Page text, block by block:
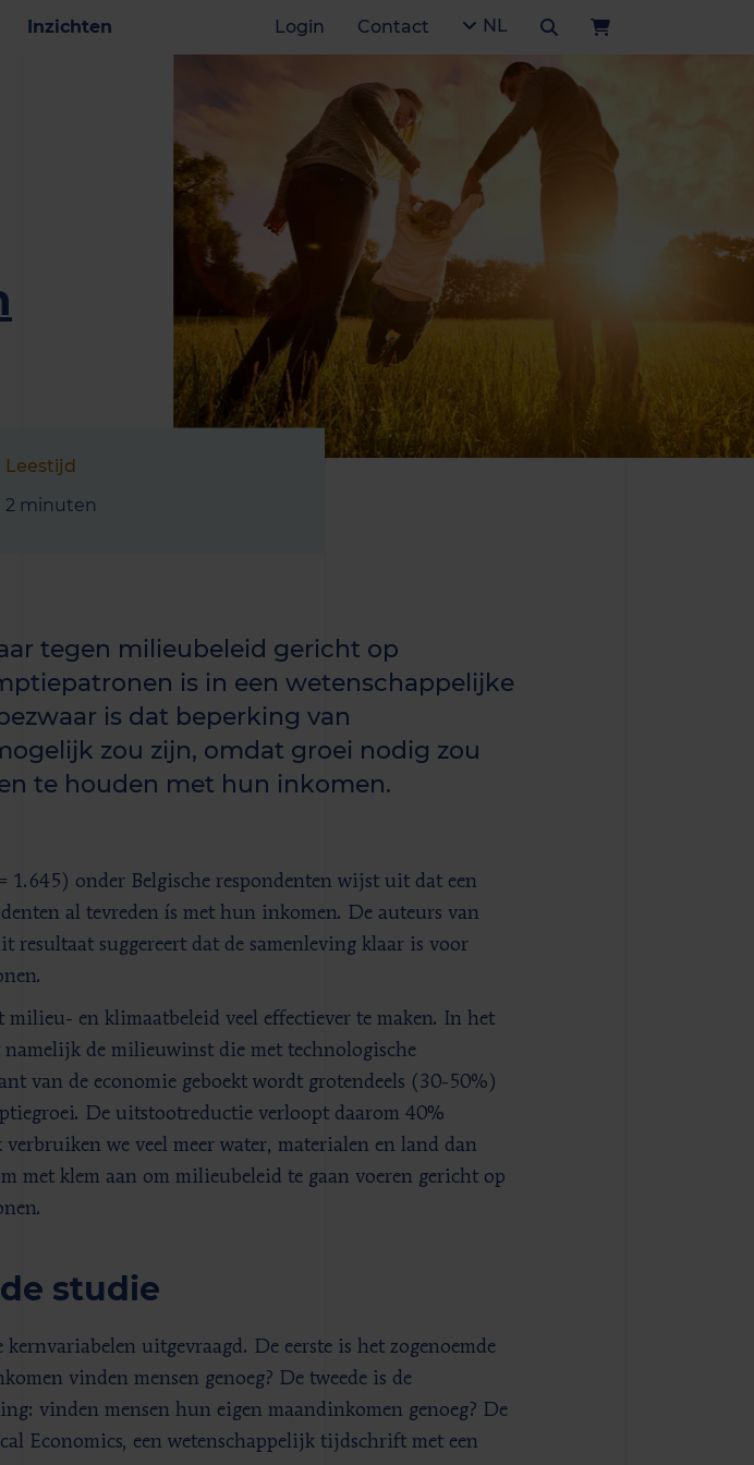
Inzichten Login Contact NL
Leestijd
2 minuten
tegen milieubeleid gericht op
is in een wetenschappelijke
is dat beperking van
zou zijn, omdat groei nodig zou
te houden met hun inkomen.
1.645) onder Belgische respondenten wijst uit dat een
al tevreden ís met hun inkomen. De auteurs van
resultaat suggereert dat de samenleving klaar is voor
en klimaatbeleid veel effectiever te maken. In het
de milieuwinst die met technologische
van de economie geboekt wordt grotendeels (30-50%)
De uitstootreductie verloopt daarom 40%
we veel meer water, materialen en land dan
met klem aan om milieubeleid te gaan voeren gericht op
studie
uitgevraagd. De eerste is het zogenoemde
vinden mensen genoeg? De tweede is de
vinden mensen hun eigen maandinkomen genoeg? De
Economics, een wetenschappelijk tijdschrift met een